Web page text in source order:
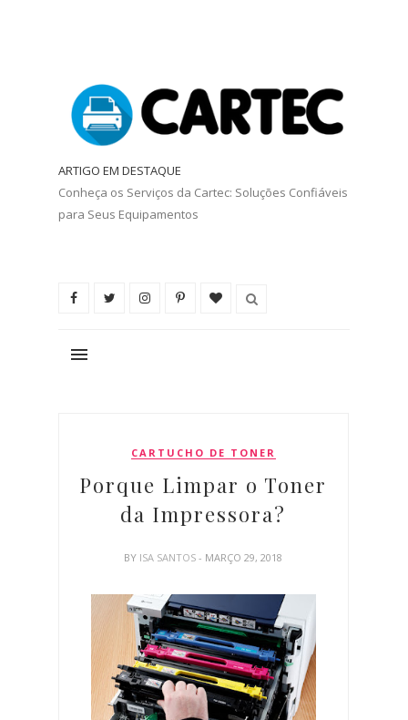
ARTIGO EM DESTAQUE
Conheça os Serviços da Cartec: Soluções Confiáveis
para Seus Equipamentos
CARTUCHO DE TONER
Porque Limpar o Toner
da Impressora?
BY ISA SANTOS- MARÇO 29, 2018